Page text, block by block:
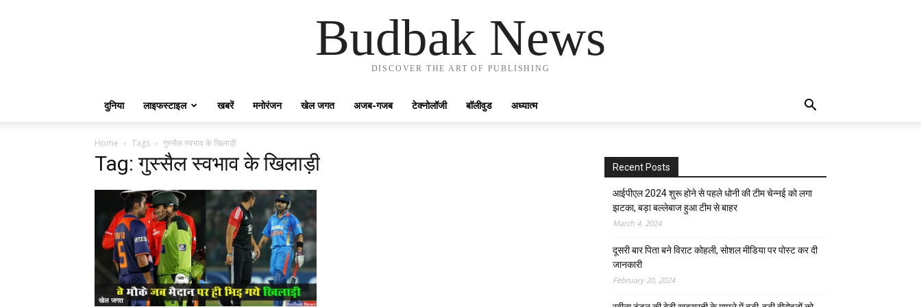
Budbak News
DISCOVER THE ART OF PUBLISHING
दुनिया लाइफस्टाइल खबरें मनोरंजन खेल जगत अजब-गजब टेक्नोलॉजी बॉलीवुड अध्यात्म
Home Tags गुस्सैल स्वभाव के खिलाड़ी
Tag: गुस्सैल स्वभाव के खिलाड़ी
खेल जगत
Recent Posts
आईपीएल 2024 शुरू होने से पहले धोनी की टीम चेन्नई को लगा
झटका, बड़ा बल्लेबाज हुआ टीम से बाहर
March 4, 2024
दूसरी बार‌ पिता बने विराट कोहली, सोशल मीडिया पर पोस्ट कर दी‌
जानकारी
February 20, 2024